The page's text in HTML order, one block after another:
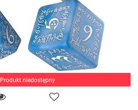
Produkt niedostępny